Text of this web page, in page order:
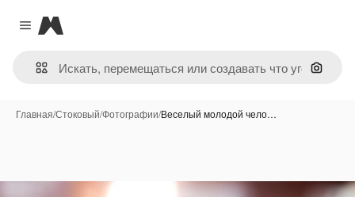
Close menu
Magnific
Поиск
Главная/Стоковый/Фотографии/Веселый молодой чело…